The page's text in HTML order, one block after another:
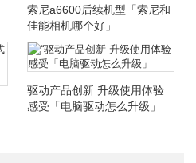
索尼a6600后续机型「索尼和
佳能相机哪个好」
驱动产品创新 升级使用体验
感受「电脑驱动怎么升级」